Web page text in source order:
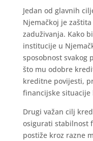
Jedan od glavnih
Njemačkoj je
zaduživanja. Kako
institucije u
sposobnost svakog
što mu odobre
kreditne povijesti,
financijske situacije
Drugi važan cilj
osigurati stabilnost
postiže kroz razne